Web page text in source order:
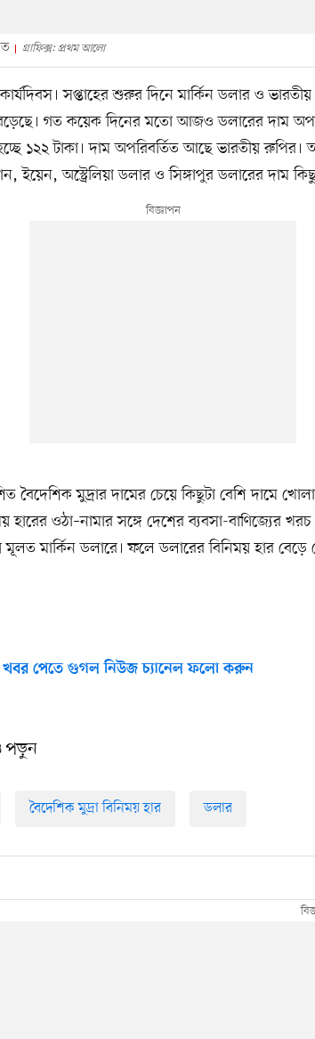
গ্রাফিক্স: প্রথম আলো
সপ্তাহের শুরুর দিনে মার্কিন ডলার ও
গত কয়েক দিনের মতো আজও ডলারের দাম
১২২ টাকা। দাম অপরিবর্তিত আছে ভারতীয়
ইয়েন, অস্ট্রেলিয়া ডলার ও সিঙ্গাপুর ডলারের দাম
বৈদেশিক মুদ্রার দামের চেয়ে কিছুটা বেশি দামে
হারের ওঠা–নামার সঙ্গে দেশের ব্যবসা-বাণিজ্যের
মূলত মার্কিন ডলারে। ফলে ডলারের বিনিময় হার
পেতে গুগল নিউজ চ্যানেল ফলো করুন
পড়ুন
বৈদেশিক মুদ্রা বিনিময় হার ডলার